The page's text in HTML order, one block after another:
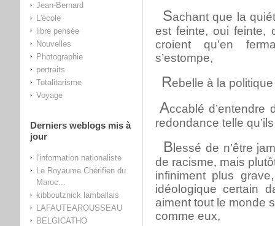
Jean-Bernard
L'école
libre pensée
Nouvelles
Photographie
portraits
Totalitarisme
Voyage
Derniers weblogs mis à
jour
l'information nationaliste
Le Royaume Chérifien du
Maroc...
kibboutznick lamballais
LAFAUTEAROUSSEAU
BELGICATHO
Sachant que la
est feinte, oui feinte,
croient qu’en
s’estompe,
Rebelle à la
Accablé d’entendre
redondance telle
B lessé de n’être
de racisme, mais
infiniment plus
idéologique certain
aiment tout le monde
comme eux,